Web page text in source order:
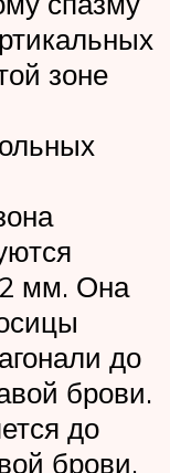
зоне
мм. Она
до
брови.
до
брови.